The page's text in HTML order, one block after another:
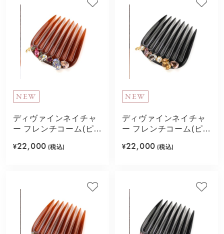
NEW
ディヴァインネイチャ
ー フレンチコーム(ピン
¥22,000 (税込)
NEW
ディヴァインネイチャ
ー フレンチコーム(ピン
¥22,000 (税込)